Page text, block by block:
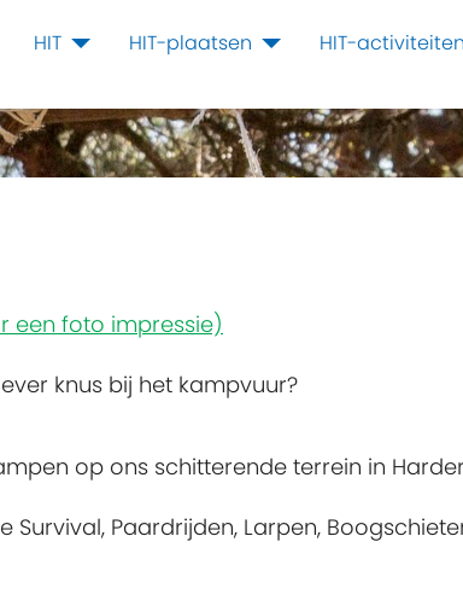
HIT HIT-plaatsen HIT-activiteiten
een foto impressie)
knus bij het kampvuur?
op ons schitterende terrein in
Survival, Paardrijden, Larpen,